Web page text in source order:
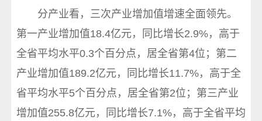
分产业看，三次产业增加值增速全面领先。
第一产业增加值18.4亿元，同比增长2.9%，高于
全省平均水平0.3个百分点，居全省第4位；第二
产业增加值189.2亿元，同比增长11.7%，高于全
省平均水平5个百分点，居全省第2位；第三产业
增加值255.8亿元，同比增长7.1%，高于全省平均